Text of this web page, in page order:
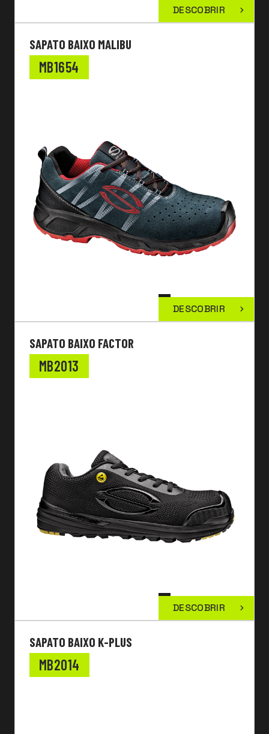
DESCOBRIR
SAPATO BAIXO MALIBU
MB1654
DESCOBRIR
SAPATO BAIXO FACTOR
MB2013
DESCOBRIR
SAPATO BAIXO K-PLUS
MB2014